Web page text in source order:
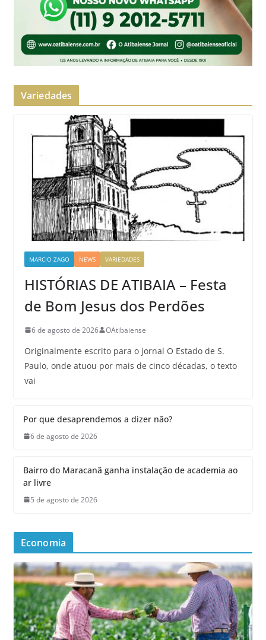
Variedades
MARCIO ZAGO NEWS VARIEDADES
HISTÓRIAS DE ATIBAIA – Festa
de Bom Jesus dos Perdões
6 de agosto de 2026 OAtibaiense
Originalmente escrito para o jornal O Estado de S.
Paulo, onde atuou por mais de cinco décadas, o texto
vai
Por que desaprendemos a dizer não?
6 de agosto de 2026
Bairro do Maracanã ganha instalação de academia ao
ar livre
5 de agosto de 2026
Economia